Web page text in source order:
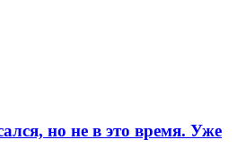
но не в это время. Уже